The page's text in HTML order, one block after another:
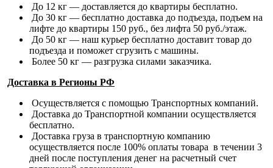
До 12 кг — доставляется до квартиры бесплатно.
До 30 кг — бесплатно доставка до подъезда, подъем на
лифте до квартиры 150 руб., без лифта 50 руб./этаж.
До 50 кг — наш курьер бесплатно доставит товар до
подъезда и поможет сгрузить с машины.
Более 50 кг — разгрузка силами заказчика.
Доставка в Регионы РФ
Осуществляется с помощью Транспортных компаний.
Доставка до Транспортной компании осуществляется
бесплатно.
Доставка груза в транспортную компанию
осуществляется после 100% оплаты товара в течении 3
дней после поступления денег на расчетный счет